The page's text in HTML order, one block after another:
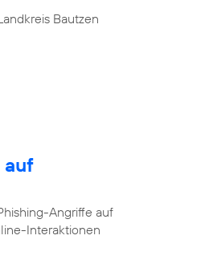
Bautzen
auf
Angriffe auf
Interaktionen